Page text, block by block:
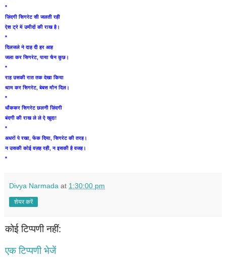
*
ज़िंदगी सिगरेट सी जलती रही
ऐश ट्रे में उमीदों की राख है।
*
दिलजले ने दाह दी हर आह
जला कर सिगरेट, पाया चैन कुछ।
*
राह उसकी रात तक देखा किया
थाम कर सिगरेट, बेबस मौन दिल।
*
धौंककर सिगरेट छलनी ज़िंदगी
बंदगी की राख ले ले ऐ खुदा!
*
अधरों पे रखा, फेंक दिया, सिगरेट की तरह।
न उसकी कोई वज़ह रही, न इसकी है वजह।
*
Divya Narmada at 1:30:00 pm
शेयर करें
कोई टिप्पणी नहीं:
एक टिप्पणी भेजें